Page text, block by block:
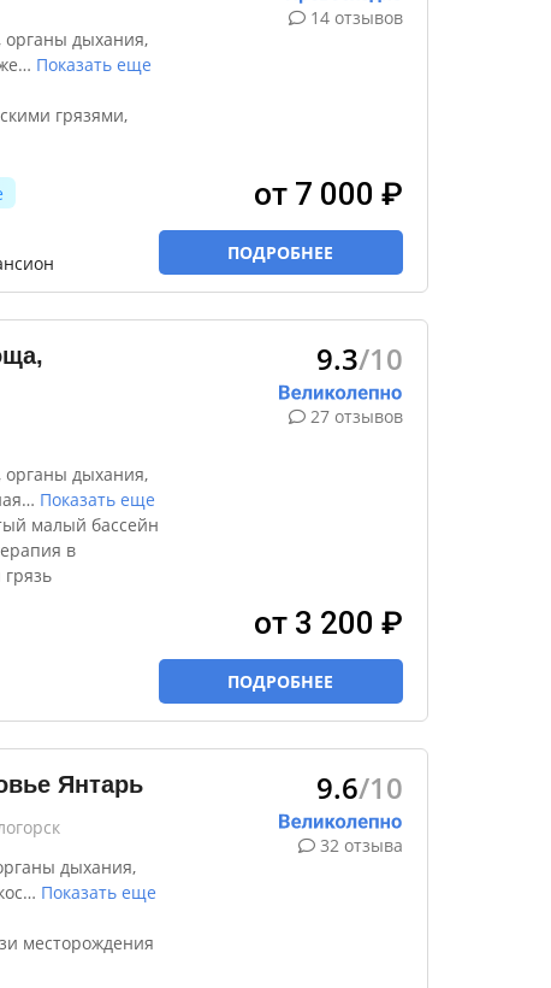
дыхания,
… Показать еще
грязями,
14 отзывов
от 7 000 ₽
ПОДРОБНЕЕ
дыхания,
… Показать еще
малый бассейн
в
9.3/10
27 отзывов
от 3 200 ₽
ПОДРОБНЕЕ
Янтарь
дыхания,
… Показать еще
месторождения
9.6/10
32 отзыва